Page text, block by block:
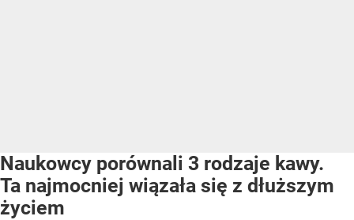
Naukowcy porównali 3 rodzaje kawy.
Ta najmocniej wiązała się z dłuższym
życiem